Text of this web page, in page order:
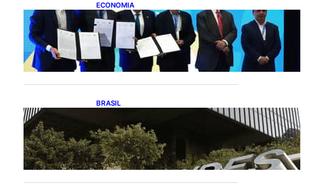
ECONOMIA
ApexBrasil participa de
convênio para investimento
de R$ 2,63 milhões em
exportações de cachaça
BRASIL
Projetos de saneamento
podem beneficiar 18
milhões de brasileiros